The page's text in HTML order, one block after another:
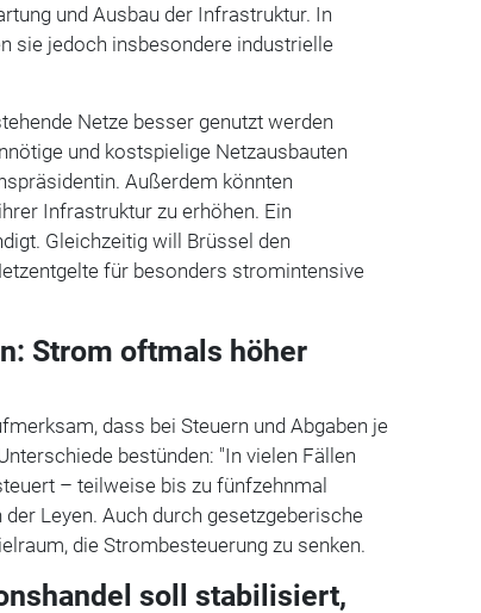
und Ausbau der Infrastruktur. In
sie jedoch insbesondere industrielle
Netze besser genutzt werden
und kostspielige Netzausbauten
Außerdem könnten
Infrastruktur zu erhöhen. Ein
Gleichzeitig will Brüssel den
für besonders stromintensive
Strom oftmals höher
dass bei Steuern und Abgaben je
bestünden: "In vielen Fällen
– teilweise bis zu fünfzehnmal
Leyen. Auch durch gesetzgeberische
die Strombesteuerung zu senken.
soll stabilisiert,